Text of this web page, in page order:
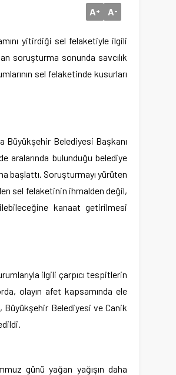
A+ A-
yitirdiği sel felaketiyle ilgili
soruşturma sonunda savcılık
sel felaketinde kusurları
Büyükşehir Belediyesi Başkanı
aralarında bulunduğu belediye
başlattı. Soruşturmayı yürüten
sel felaketinin ihmalden değil,
kanaat getirilmesi
ilgili çarpıcı tespitlerin
olayın afet kapsamında ele
Büyükşehir Belediyesi ve Canik
günü yağan yağışın daha